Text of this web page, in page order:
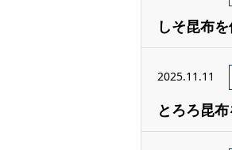
しそ昆布
2025.11.11
とろろ昆